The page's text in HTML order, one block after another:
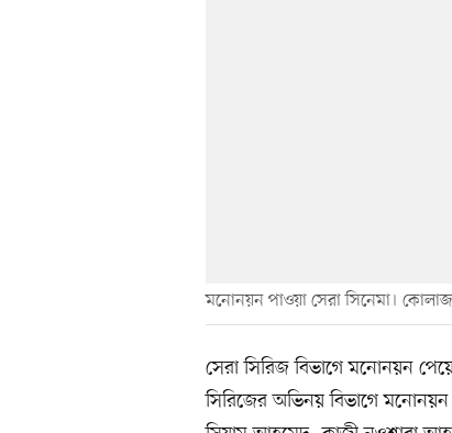
মনোনয়ন পাওয়া সেরা সিনেমা। কোলাজ
সেরা সিরিজ বিভাগে মনোনয়ন
সিরিজের অভিনয় বিভাগে